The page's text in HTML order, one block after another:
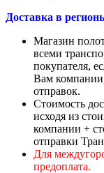
Доставка в
Магазин
всеми
покупателя,
Вам
отправок.
Стоимость
исходя из
компании +
отправки
Для
предоплата.